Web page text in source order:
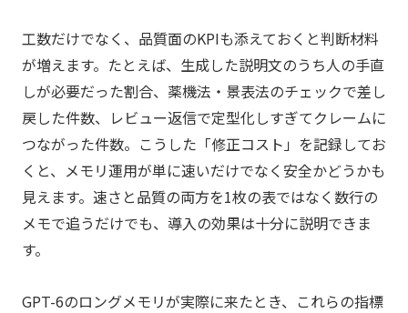
工数だけでなく、品質面のKPIも添えておくと判断材料
が増えます。たとえば、生成した説明文のうち人の手直
しが必要だった割合、薬機法・景表法のチェックで差し
戻した件数、レビュー返信で定型化しすぎてクレームに
つながった件数。こうした「修正コスト」を記録してお
くと、メモリ運用が単に速いだけでなく安全かどうかも
見えます。速さと品質の両方を1枚の表ではなく数行の
メモで追うだけでも、導入の効果は十分に説明できま
す。
GPT-6のロングメモリが実際に来たとき、これらの指標